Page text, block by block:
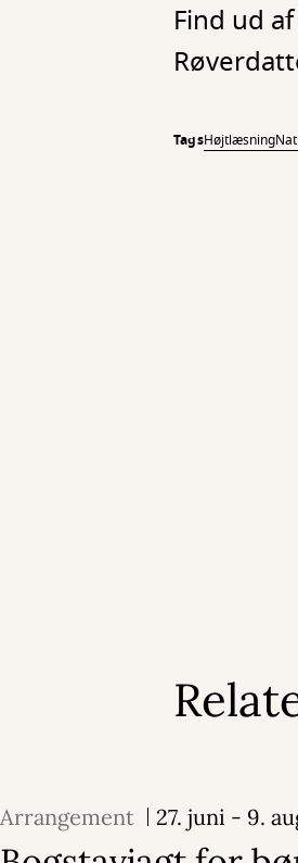
Find ud
TagsHøjtlæsning
Arrangement 27. juni - 9.